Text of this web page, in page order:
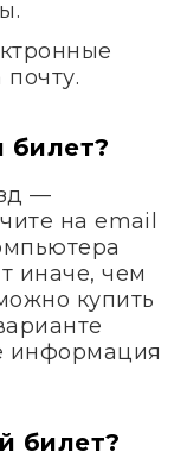
билет?
—
на email
иначе, чем
купить
информация
билет?